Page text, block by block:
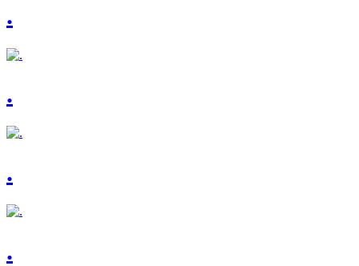
.
.
.
.